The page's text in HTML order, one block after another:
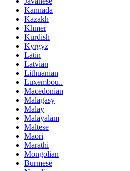
Kannada
Kazakh
Khmer
Kurdish
Kyrgyz
Latin
Latvian
Lithuanian
Luxembou..
Macedonian
Malagasy
Malay
Malayalam
Maltese
Maori
Marathi
Mongolian
Burmese